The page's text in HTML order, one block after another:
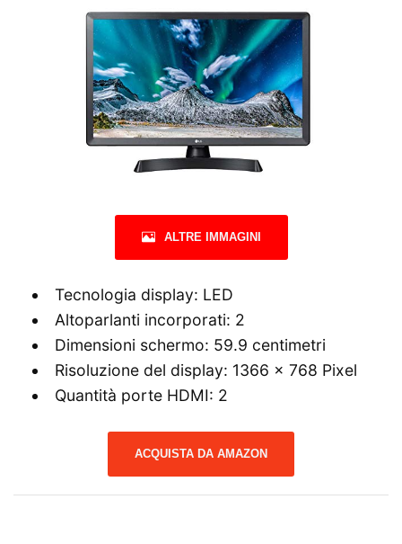
ALTRE IMMAGINI
Tecnologia display: LED
Altoparlanti incorporati: 2
Dimensioni schermo: 59.9 centimetri
Risoluzione del display: 1366 x 768 Pixel
Quantità porte HDMI: 2
ACQUISTA DA AMAZON